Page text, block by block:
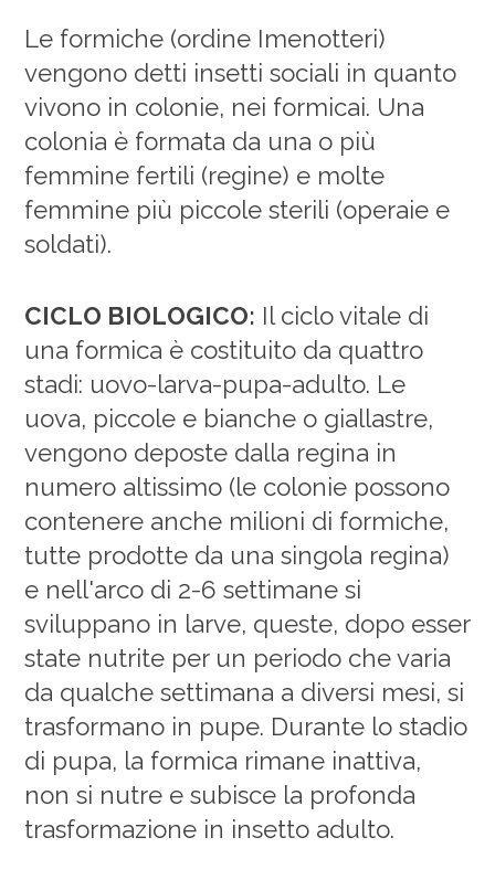
Le formiche (ordine Imenotteri)
vengono detti insetti sociali in quanto
vivono in colonie, nei formicai. Una
colonia è formata da una o più
femmine fertili (regine) e molte
femmine più piccole sterili (operaie e
soldati).
CICLO BIOLOGICO: Il ciclo vitale di
una formica è costituito da quattro
stadi: uovo-larva-pupa-adulto. Le
uova, piccole e bianche o giallastre,
vengono deposte dalla regina in
numero altissimo (le colonie possono
contenere anche milioni di formiche,
tutte prodotte da una singola regina)
e nell'arco di 2-6 settimane si
sviluppano in larve, queste, dopo esser
state nutrite per un periodo che varia
da qualche settimana a diversi mesi, si
trasformano in pupe. Durante lo stadio
di pupa, la formica rimane inattiva,
non si nutre e subisce la profonda
trasformazione in insetto adulto.